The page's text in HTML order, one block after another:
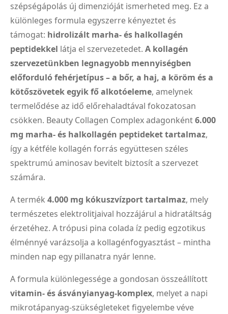
szépségápolás új dimenzióját ismerheted meg. Ez a
különleges formula egyszerre kényeztet és
támogat: hidrolizált marha- és halkollagén
peptidekkel látja el szervezetedet. A kollagén
szervezetünkben legnagyobb mennyiségben
előforduló fehérjetípus – a bőr, a haj, a köröm és a
kötőszövetek egyik fő alkotóeleme, amelynek
termelődése az idő előrehaladtával fokozatosan
csökken. Beauty Collagen Complex adagonként6.000
mg marha- és halkollagén peptideket tartalmaz,
így a kétféle kollagén forrás együttesen széles
spektrumú aminosav bevitelt biztosít a szervezet
számára.
A termék 4.000 mg kókuszvízport tartalmaz, mely
természetes elektrolitjaival hozzájárul a hidratáltság
érzetéhez. A trópusi pina colada íz pedig egzotikus
élménnyé varázsolja a kollagénfogyasztást – mintha
minden nap egy pillanatra nyár lenne.
A formula különlegessége a gondosan összeállított
vitamin- és ásványianyag-komplex, melyet a napi
mikrotápanyag-szükségleteket figyelembe véve